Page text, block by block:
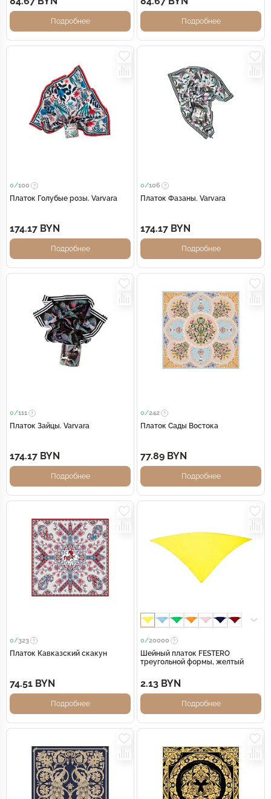
Подробнее Подробнее
0/100
Платок Голубые розы. Varvara
174.17 BYN
Подробнее
0/106
Платок Фазаны. Varvara
174.17 BYN
Подробнее
0/111
Платок Зайцы. Varvara
174.17 BYN
Подробнее
0/242
Платок Сады Востока
77.89 BYN
Подробнее
0/323
Платок Кавказский скакун
74.51 BYN
Подробнее
0/20000
Шейный платок FESTERO
треугольной формы, желтый
2.13 BYN
Подробнее